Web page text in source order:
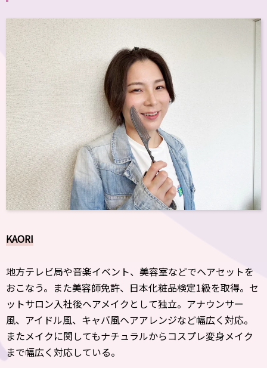
KAORI
地方テレビ局や音楽イベント、美容室などでヘアセットを
おこなう。また美容師免許、日本化粧品検定1級を取得。セ
ットサロン入社後ヘアメイクとして独立。アナウンサー
風、アイドル風、キャバ風ヘアアレンジなど幅広く対応。
またメイクに関してもナチュラルからコスプレ変身メイク
まで幅広く対応している。